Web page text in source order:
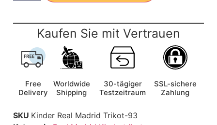
Kaufen Sie mit Vertrauen
Free
Delivery
Worldwide
Shipping
30-tägiger
Testzeitraum
SSL-sichere
Zahlung
SKU Kinder Real Madrid Trikot-93